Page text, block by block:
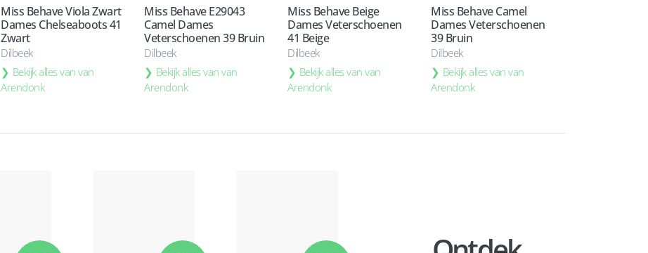
Miss Behave Viola Zwart
Dames Chelseaboots 41
Zwart
Dilbeek
Bekijk alles van van
Arendonk
Miss Behave E29043
Camel Dames
Veterschoenen 39 Bruin
Dilbeek
Bekijk alles van van
Arendonk
Miss Behave Beige
Dames Veterschoenen
41 Beige
Dilbeek
Bekijk alles van van
Arendonk
Miss Behave Camel
Dames Veterschoenen
39 Bruin
Dilbeek
Bekijk alles van van
Arendonk